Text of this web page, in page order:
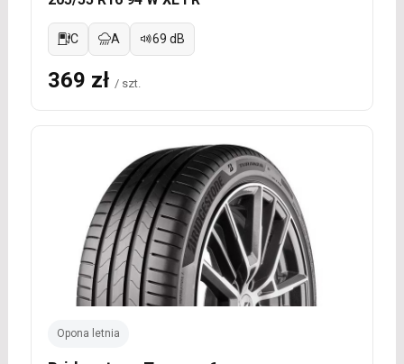
C A 69 dB
369 zł / szt.
Opona letnia